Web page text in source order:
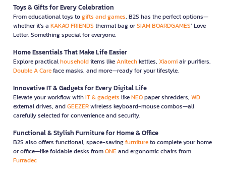
Toys & Gifts for Every Celebration
From educational toys togifts and games, B2S has the perfect options—
whether it’s a KAKAO FRIENDS thermal bag orSIAM BOARDGAMES’ Love
Letter. Something special for everyone.
Home Essentials That Make Life Easier
Explore practicalhouseholditems likeAnitechkettles, Xiaomiair purifiers,
Double A Careface masks, and more—ready for your lifestyle.
Innovative IT & Gadgets for Every Digital Life
Elevate your workflow withIT & gadgets likeNEOpaper shredders, WD
external drives, andGEEZERwireless keyboard-mouse combos—all
carefully selected for convenience and security.
Functional & Stylish Furniture for Home & Office
B2S also offers functional, space-savingfurnitureto complete your home
or office—like foldable desks fromONEand ergonomic chairs from
Furradec